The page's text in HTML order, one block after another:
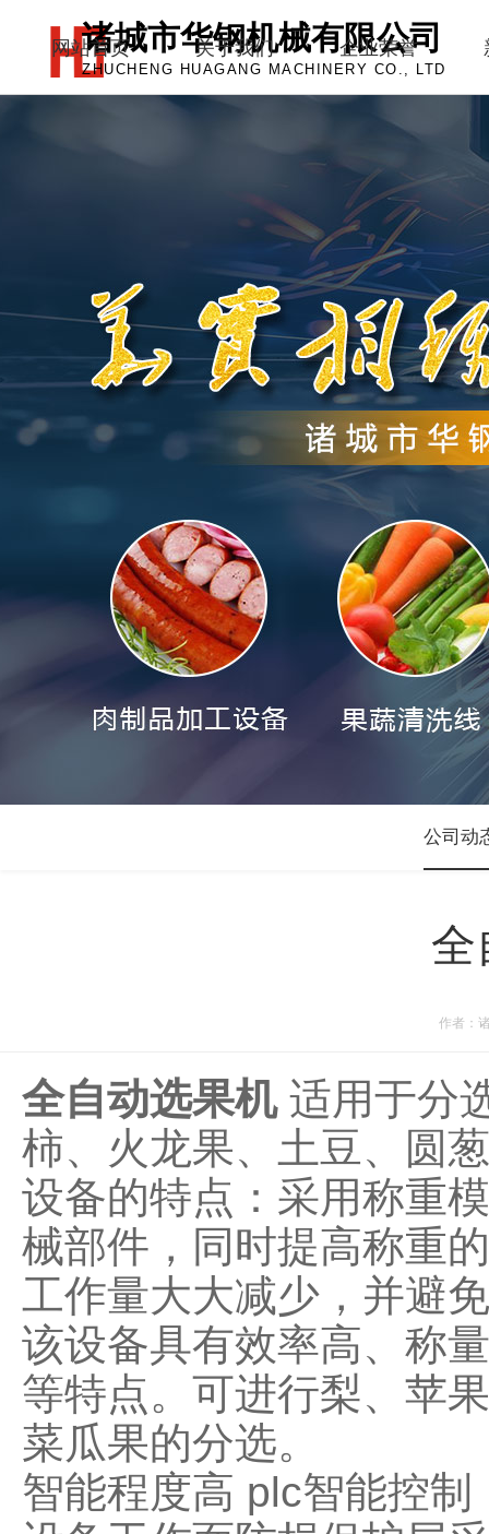
诸城市华钢机械有限公司
ZHUCHENG HUAGANG MACHINERY CO., LTD
网站首页 关于我们 企业荣誉
公司动
全
作者：
全自动选果机适用于分
柿、火龙果、土豆、圆
设备的特点：采用称重
械部件，同时提高称重
工作量大大减少，并避
该设备具有效率高、称
等特点。可进行梨、苹
菜瓜果的分选。
智能程度高 plc智能控制